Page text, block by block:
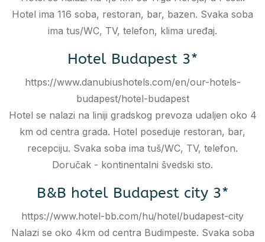
Hotel ima 116 soba, restoran, bar, bazen. Svaka soba
ima tus/WC, TV, telefon, klima uređaj.
Hotel Budapest 3*
https://www.danubiushotels.com/en/our-hotels-
budapest/hotel-budapest
Hotel se nalazi na liniji gradskog prevoza udaljen oko 4
km od centra grada. Hotel poseduje restoran, bar,
recepciju. Svaka soba ima tuš/WC, TV, telefon.
Doručak - kontinentalni švedski sto.
B&B hotel Budapest city 3*
https://www.hotel-bb.com/hu/hotel/budapest-city
Nalazi se oko 4km od centra Budimpeste. Svaka soba